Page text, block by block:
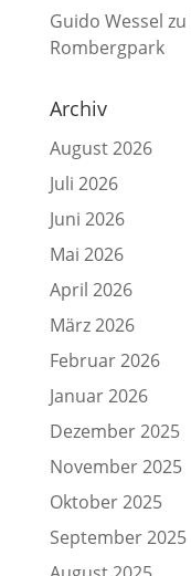
Guido Wessel zu
Rombergpark
Archiv
August 2026
Juli 2026
Juni 2026
Mai 2026
April 2026
März 2026
Februar 2026
Januar 2026
Dezember 2025
November 2025
Oktober 2025
September 2025